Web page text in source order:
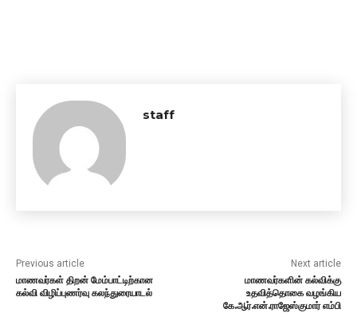
staff
Previous article
மாணவர்கள் திறன் மேம்பாட்டிற்கான
கல்வி விழிப்புணர்வு கலந்துரையாடல்
Next article
மாணவர்களின் கல்விக்கு
உதவித்தொகை வழங்கிய
கே.ஆர்.என்.ராஜேஸ்குமார் எம்பி